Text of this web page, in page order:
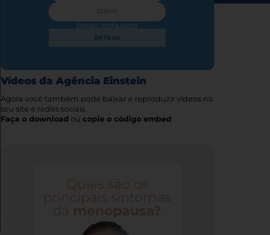
Esqueci minha senha
ENTRAR
Vídeos da Agência Einstein
Agora você também pode baixar e reproduzir vídeos no
seu site e redes sociais.
Faça o download ou copie o código embed